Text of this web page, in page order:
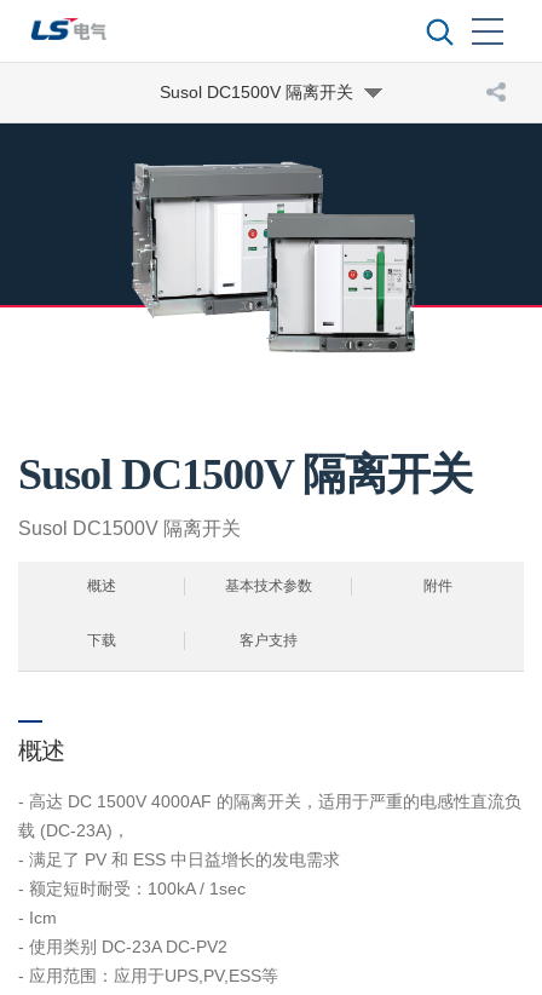
Susol DC1500V 隔离开关
Susol DC1500V 隔离开关
Susol DC1500V 隔离开关
概述 基本技术参数 附件
下载 客户支持
概述
- 高达 DC 1500V 4000AF 的隔离开关，适用于严重的电感性直流负
载 (DC-23A)，
- 满足了 PV 和 ESS 中日益增长的发电需求
- 额定短时耐受：100kA / 1sec
- Icm
- 使用类别 DC-23A DC-PV2
- 应用范围：应用于UPS,PV,ESS等